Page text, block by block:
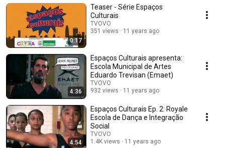
0:17
Teaser - Série Espaços
Culturais
TVOVO
351 views
11 years ago
4:36
Espaços Culturais apresenta:
Escola Municipal de Artes
Eduardo Trevisan (Emaet)
TVOVO
932 views
11 years ago
4:54
Espaços Culturais Ep. 2: Royale
Escola de Dança e Integração
Social
TVOVO
1.4K views
11 years ago